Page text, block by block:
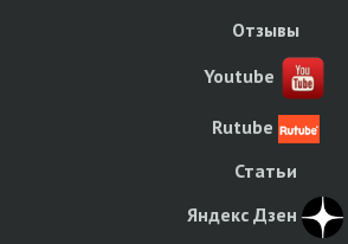
Отзывы
Youtube
Rutube
Статьи
Яндекс Дзен